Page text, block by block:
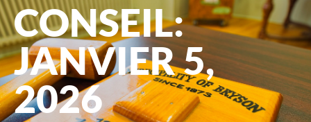
CONSEIL:
JANVIER 5,
2026